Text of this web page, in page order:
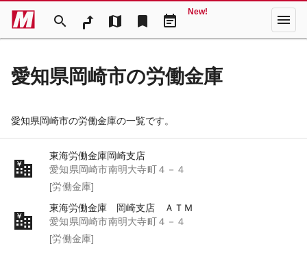
search map bookmark event_note
New! menu
愛知県岡崎市の労働金庫
愛知県岡崎市の労働金庫の一覧です。
東海労働金庫岡崎支店
愛知県岡崎市南明大寺町４－４
[労働金庫]
東海労働金庫 岡崎支店 ＡＴＭ
愛知県岡崎市南明大寺町４－４
[労働金庫]